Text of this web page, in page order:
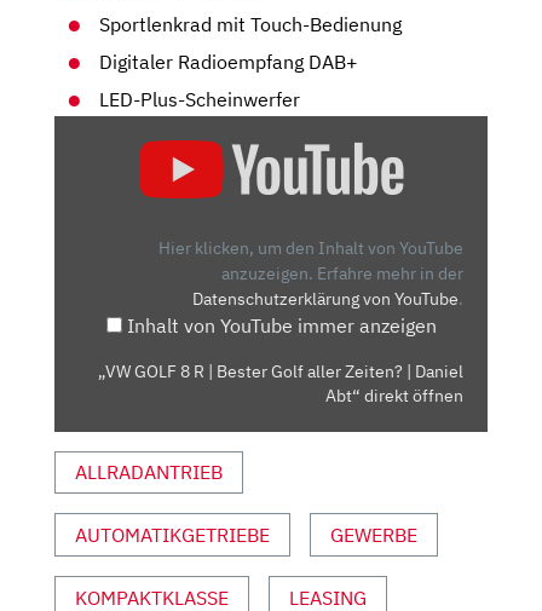
Sportlenkrad mit Touch-Bedienung
Digitaler Radioempfang DAB+
LED-Plus-Scheinwerfer
ALLER
ZEITEN?
ABT“
VON
ANZEIGEN
Hier klicken, um den Inhalt von YouTube
anzuzeigen. Erfahre mehr in der
Datenschutzerklärung von YouTube.
Inhalt von YouTube immer anzeigen
„VW GOLF 8 R | Bester Golf aller Zeiten? | Daniel
Abt“ direkt öffnen
ALLRADANTRIEB
AUTOMATIKGETRIEBE GEWERBE
KOMPAKTKLASSE LEASING